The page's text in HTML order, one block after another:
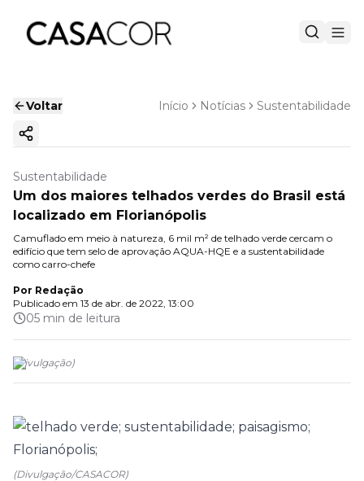
Voltar Início Notícias Sustentabilidade
Copiar link
Sustentabilidade
Um dos maiores telhados verdes do Brasil está
localizado em Florianópolis
Camuflado em meio à natureza, 6 mil m² de telhado verde cercam o
edifício que tem selo de aprovação AQUA-HQE e a sustentabilidade
como carro-chefe
Por Redação
Publicado em 13 de abr. de 2022, 13:00
05 min de leitura
(Divulgação)
(Divulgação/CASACOR)